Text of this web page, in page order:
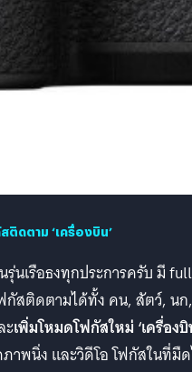
ดตาม ‘เครื่องบิน’
นเรือธงทุกประการครับ มี full
กัสติดตามได้ทั้ง คน, สัตว์, นก,
ะเพิ่มโหมดโฟกัสใหม่ ‘เครื่องบิ
ภาพนิ่ง และวิดีโอ โฟกัสในที่มื